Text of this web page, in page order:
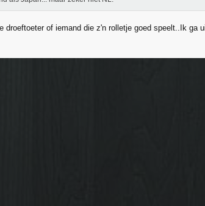
droeftoeter of iemand die z'n rolletje goed speelt..Ik ga